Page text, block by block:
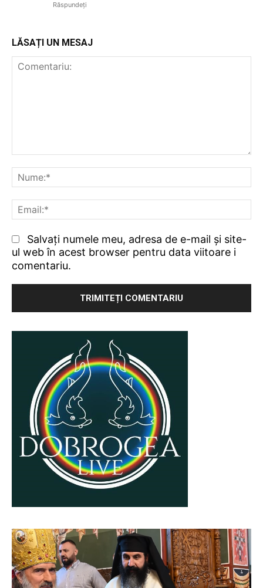
Răspundeți
LĂSAȚI UN MESAJ
Salvați numele meu, adresa de e-mail și site-
ul web în acest browser pentru data viitoare i
comentariu.